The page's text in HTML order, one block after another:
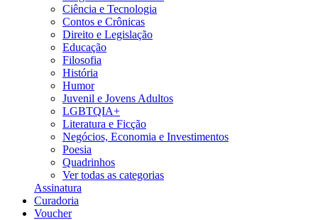
Ciência e Tecnologia
Contos e Crônicas
Direito e Legislação
Educação
Filosofia
História
Humor
Juvenil e Jovens Adultos
LGBTQIA+
Literatura e Ficção
Negócios, Economia e Investimentos
Poesia
Quadrinhos
Ver todas as categorias
Assinatura
Curadoria
Voucher